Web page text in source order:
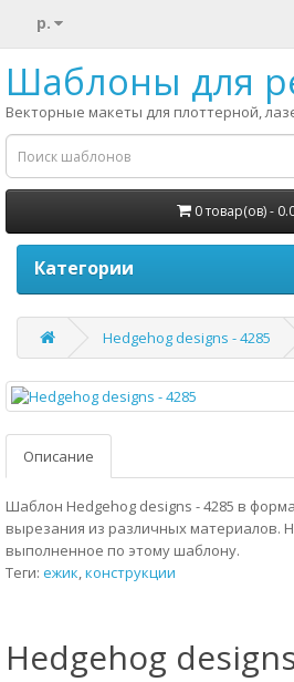
р.
Шаблоны для
Векторные макеты для плоттерной,
0 товар(ов) -
Категории
Hedgehog designs - 4285
Описание
Шаблон Hedgehog designs - 4285 в
вырезания из различных материалов.
выполненное по этому шаблону.
Теги: ежик,конструкции
Hedgehog